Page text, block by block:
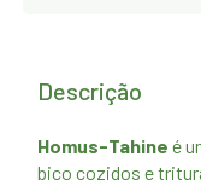
Descrição
Homus-Tahine é
bico cozidos e